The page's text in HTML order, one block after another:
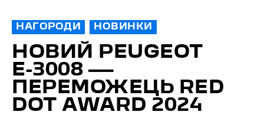
НАГОРОДИ НОВИНКИ
НОВИЙ PEUGEOT
Е-3008 —
ПЕРЕМОЖЕЦЬ RED
DOT AWARD 2024